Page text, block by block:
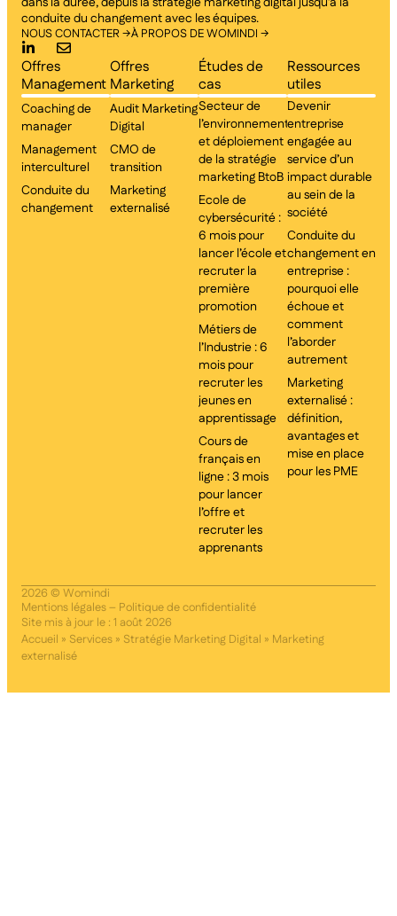
conduite du changement avec les équipes.
NOUS CONTACTER →À PROPOS DE WOMINDI →
Offres
Management
Coaching de
manager
Management
interculturel
Conduite du
changement
Offres
Marketing
Audit Marketing
Digital
CMO de
transition
Marketing
externalisé
Études de
cas
Secteur de
l’environnement
et déploiement
de la stratégie
marketing BtoB
Ecole de
cybersécurité :
6 mois pour
lancer l’école et
recruter la
première
promotion
Métiers de
l’Industrie : 6
mois pour
recruter les
jeunes en
apprentissage
Cours de
français en
ligne : 3 mois
pour lancer
l’offre et
recruter les
apprenants
Ressources
utiles
Devenir
entreprise
engagée au
service d’un
impact durable
au sein de la
société
Conduite du
changement en
entreprise :
pourquoi elle
échoue et
comment
l’aborder
autrement
Marketing
externalisé :
définition,
avantages et
mise en place
pour les PME
2026 © Womindi
Mentions légales– Politique de confidentialité
Site mis à jour le : 1 août 2026
Accueil » Services » Stratégie Marketing Digital » Marketing
externalisé